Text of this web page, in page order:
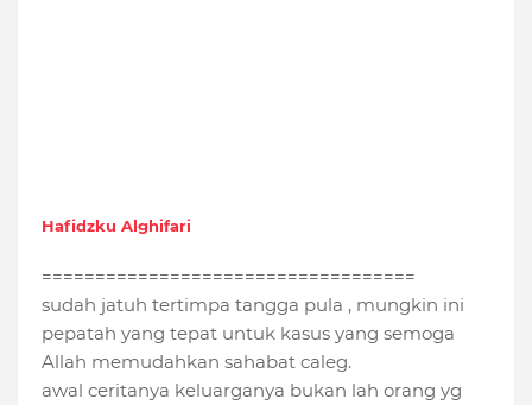
Hafidzku Alghifari
===================================
sudah jatuh tertimpa tangga pula , mungkin ini
pepatah yang tepat untuk kasus yang semoga
Allah memudahkan sahabat caleg.
awal ceritanya keluarganya bukan lah orang yg